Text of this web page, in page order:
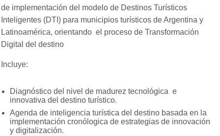
de implementación del modelo de Destinos Turísticos
Inteligentes (DTI) para municipios turísticos de Argentina y
Latinoamérica, orientando el proceso de Transformación
Digital del destino
Incluye:
Diagnóstico del nivel de madurez tecnológica e
innovativa del destino turístico.
Agenda de inteligencia turística del destino basada en la
implementación cronólogica de estrategias de innovación
y digitalización.